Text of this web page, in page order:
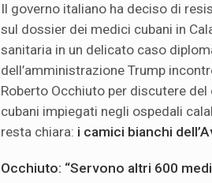
Il governo italiano ha deciso di
sul dossier dei medici cubani in
sanitaria in un delicato caso
dell’amministrazione Trump
Roberto Occhiuto per discutere
cubani impiegati negli ospedali
resta chiara: i camici bianchi
Occhiuto: “Servono altri 600